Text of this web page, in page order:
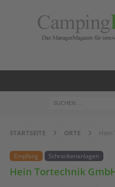
STARTSEITE ORTE Hein
Empfang Schrankenanlagen
Hein Tortechnik